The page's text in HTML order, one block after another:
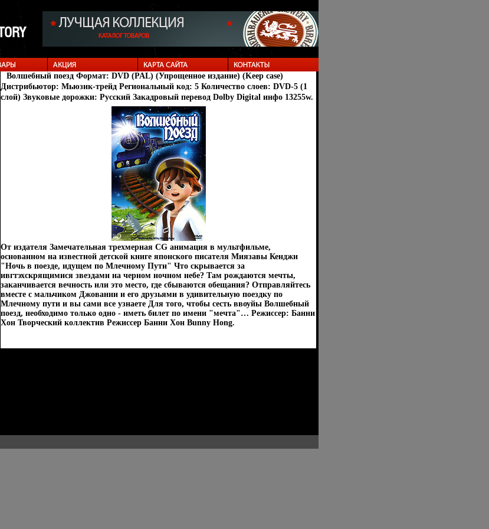
Волшебный поезд Формат: DVD (PAL) (Упрощенное издание) (Keep case)
Дистрибьютор: Мьюзик-трейд Региональный код: 5 Количество слоев: DVD-5 (1
слой) Звуковые дорожки: Русский Закадровый перевод Dolby Digital инфо 13255w.
От издателя Замечательная трехмерная CG анимация в мультфильме,
основанном на известной детской книге японского писателя Миязавы Кенджи
"Ночь в поезде, идущем по Млечному Пути" Что скрывается за
ивгтэхскрящимися звездами на черном ночном небе? Там рождаются мечты,
заканчивается вечность или это место, где сбываются обещания? Отправляйтесь
вместе с мальчиком Джованни и его друзьями в удивительную поездку по
Млечному пути и вы сами все узнаете Для того, чтобы сесть ввоуйы Волшебный
поезд, необходимо только одно - иметь билет по имени "мечта"… Режиссер: Банни
Хон Творческий коллектив Режиссер Банни Хон Bunny Hong.